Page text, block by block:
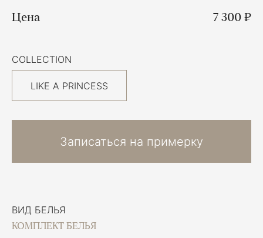
ВИД БЕЛЬЯ
КОМПЛЕКТ БЕЛЬЯ
Цена 7 300 ₽
COLLECTION
LIKE A PRINCESS
Записаться на примерку